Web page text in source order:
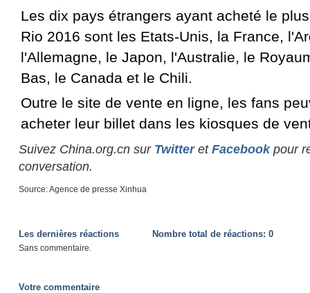
Les dix pays étrangers ayant acheté le
Rio 2016 sont les Etats-Unis, la France,
l'Allemagne, le Japon, l'Australie, le
Bas, le Canada et le Chili.
Outre le site de vente en ligne, les fans
acheter leur billet dans les kiosques de
Suivez China.org.cn sur Twitteret Facebookpour
conversation.
Source: Agence de presse Xinhua
Les dernières réactions Nombre total de réactions: 0
Sans commentaire.
Votre commentaire